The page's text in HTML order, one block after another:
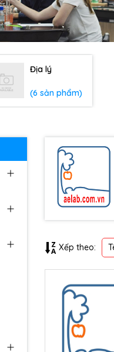
Địa lý
(6 sản phẩm)
Xếp theo: